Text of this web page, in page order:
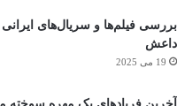
بررسی فیلم‌ها و سریال‌های
داعش
19 می 2025
آخرین فریادهای یک مهره سوخته